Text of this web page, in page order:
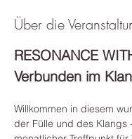
Über die
RESONANCE
Verbunden im
Willkommen in diesem
der Fülle und des Klangs